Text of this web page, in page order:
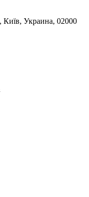
Украина, 02000